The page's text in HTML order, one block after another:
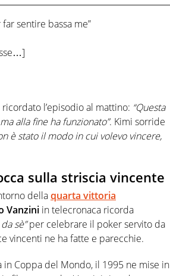
sentire bassa me”
l’episodio al mattino: “Questa
alla fine ha funzionato”. Kimi sorride
è stato il modo in cui volevo vincere,
sulla striscia vincente
dellaquarta vittoria
Vanzini in telecronaca ricorda
sè”per celebrare il poker servito da
vincenti ne ha fatte e parecchie.
in Coppa del Mondo, il 1995 ne mise in